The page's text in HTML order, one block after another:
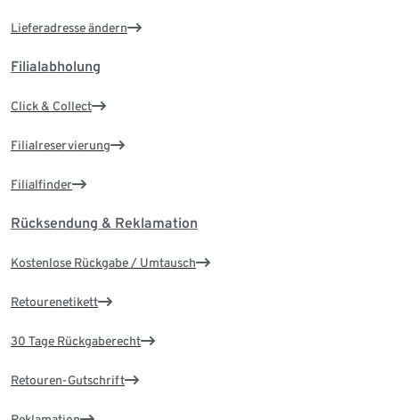
Lieferadresse ändern
Filialabholung
Click & Collect
Filialreservierung
Filialfinder
Rücksendung & Reklamation
Kostenlose Rückgabe / Umtausch
Retourenetikett
30 Tage Rückgaberecht
Retouren-Gutschrift